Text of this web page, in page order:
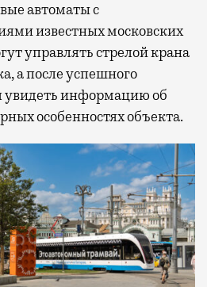
автоматы с
известных московских
управлять стрелой крана
а после успешного
увидеть информацию об
особенностях объекта.